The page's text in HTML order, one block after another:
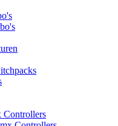
Controllers